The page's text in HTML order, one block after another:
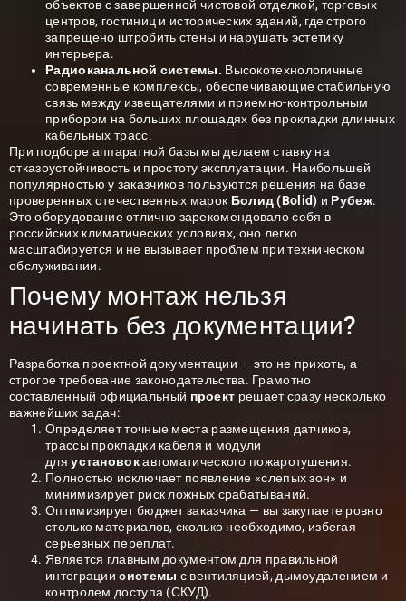
объектов с завершенной чистовой отделкой, торговых
центров, гостиниц и исторических зданий, где строго
запрещено штробить стены и нарушать эстетику
интерьера.
Радиоканальной системы. Высокотехнологичные
современные комплексы, обеспечивающие стабильную
связь между извещателями и приемно-контрольным
прибором на больших площадях без прокладки длинных
кабельных трасс.
При подборе аппаратной базы мы делаем ставку на
отказоустойчивость и простоту эксплуатации. Наибольшей
популярностью у заказчиков пользуются решения на базе
проверенных отечественных марок Болид (Bolid) и Рубеж.
Это оборудование отлично зарекомендовало себя в
российских климатических условиях, оно легко
масштабируется и не вызывает проблем при техническом
обслуживании.
Почему монтаж нельзя
начинать без документации?
Разработка проектной документации — это не прихоть, а
строгое требование законодательства. Грамотно
составленный официальный проект решает сразу несколько
важнейших задач:
Определяет точные места размещения датчиков,
трассы прокладки кабеля и модули
дляустановокавтоматического пожаротушения.
Полностью исключает появление «слепых зон» и
минимизирует риск ложных срабатываний.
Оптимизирует бюджет заказчика — вы закупаете ровно
столько материалов, сколько необходимо, избегая
серьезных переплат.
Является главным документом для правильной
интеграциисистемы с вентиляцией, дымоудалением и
контролем доступа (СКУД).